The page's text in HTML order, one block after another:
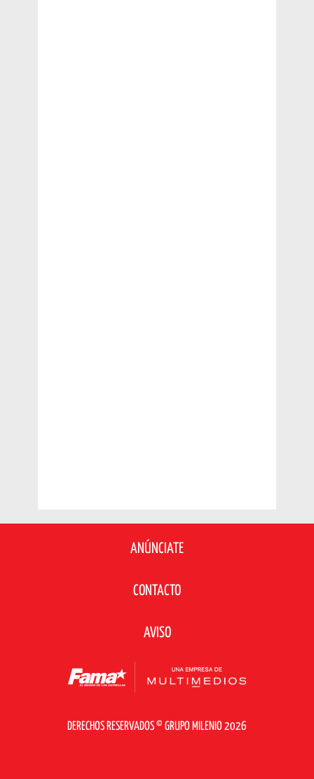
ANÚNCIATE
CONTACTO
AVISO
DERECHOS RESERVADOS © GRUPO MILENIO 2026